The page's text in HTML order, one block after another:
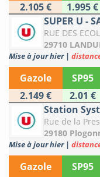
2.105 €
1.995 €
SUPER U -
RUE DES
29710
Mise à jour hier |
Gazole SP95
2.149 €
2.01 €
Station
Rue de la
29180
Mise à jour hier |
Gazole SP95